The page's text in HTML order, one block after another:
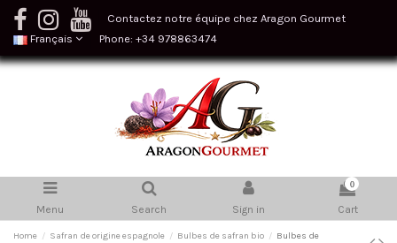
Contactez notre équipe chez Aragon Gourmet
Français
Phone: +34 978863474
Menu Search Sign in
0
Cart
Home Safran de origine espagnole Bulbes de safran bio
Bulbes de